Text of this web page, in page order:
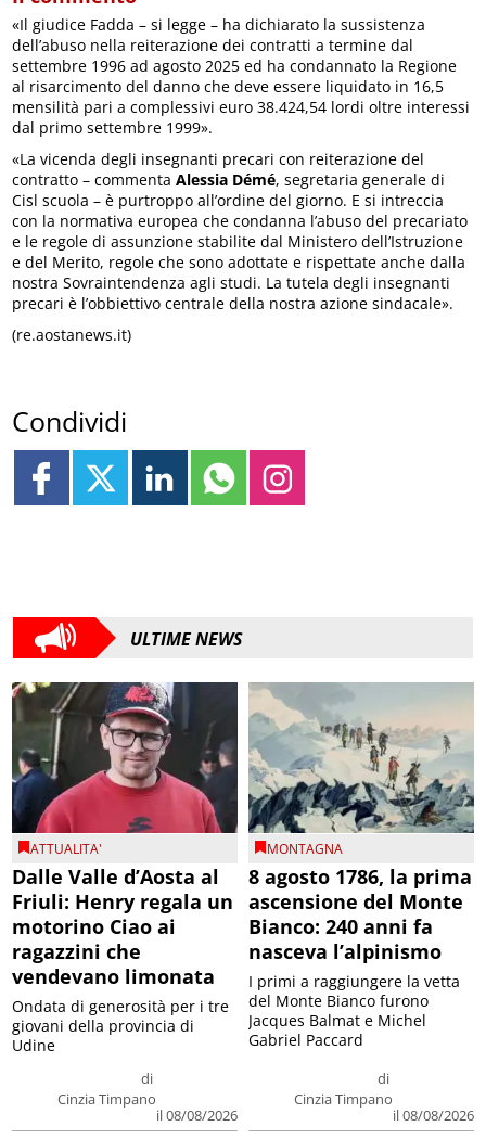
«Il giudice Fadda – si legge – ha dichiarato la sussistenza
dell’abuso nella reiterazione dei contratti a termine dal
settembre 1996 ad agosto 2025 ed ha condannato la Regione
al risarcimento del danno che deve essere liquidato in 16,5
mensilità pari a complessivi euro 38.424,54 lordi oltre interessi
dal primo settembre 1999».
«La vicenda degli insegnanti precari con reiterazione del
contratto – commentaAlessia Démé, segretaria generale di
Cisl scuola – è purtroppo all’ordine del giorno. E si intreccia
con la normativa europea che condanna l’abuso del precariato
e le regole di assunzione stabilite dal Ministero dell’Istruzione
e del Merito, regole che sono adottate e rispettate anche dalla
nostra Sovraintendenza agli studi. La tutela degli insegnanti
precari è l’obbiettivo centrale della nostra azione sindacale».
(re.aostanews.it)
Condividi
ULTIME NEWS
ATTUALITA'
Dalle Valle d’Aosta al
Friuli: Henry regala un
motorino Ciao ai
ragazzini che
vendevano limonata
di
Cinzia Timpano
il 08/08/2026
Ondata di generosità per i tre
giovani della provincia di
Udine
MONTAGNA
8 agosto 1786, la prima
ascensione del Monte
Bianco: 240 anni fa
nasceva l’alpinismo
di
Cinzia Timpano
il 08/08/2026
I primi a raggiungere la vetta
del Monte Bianco furono
Jacques Balmat e Michel
Gabriel Paccard